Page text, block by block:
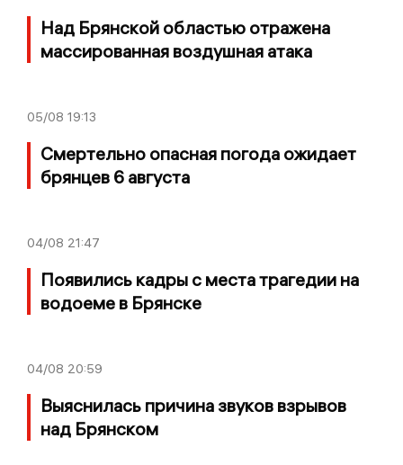
Над Брянской областью отражена
массированная воздушная атака
05/08 19:13
Смертельно опасная погода ожидает
брянцев 6 августа
04/08 21:47
Появились кадры с места трагедии на
водоеме в Брянске
04/08 20:59
Выяснилась причина звуков взрывов
над Брянском